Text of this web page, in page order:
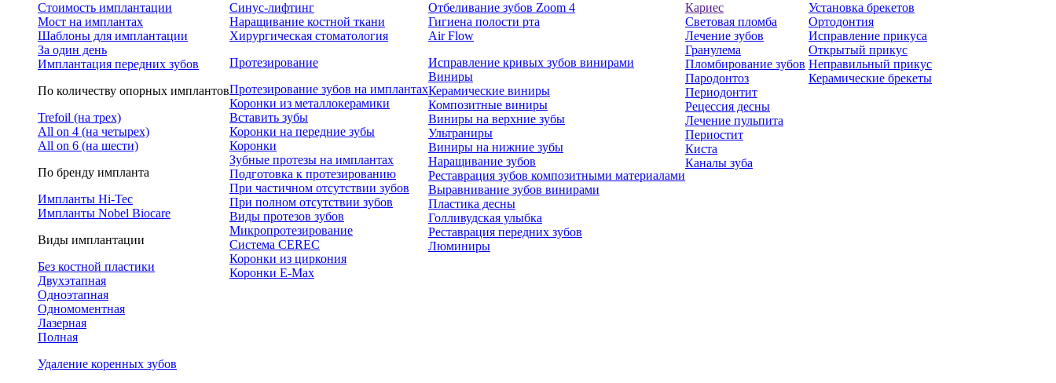
Стоимость имплантации
Мост на имплантах
Шаблоны для имплантации
За один день
Имплантация передних зубов
По количеству опорных имплантов
Trefoil (на трех)
All on 4 (на четырех)
All on 6 (на шести)
По бренду импланта
Импланты Hi-Tec
Импланты Nobel Biocare
Виды имплантации
Без костной пластики
Двухэтапная
Одноэтапная
Одномоментная
Лазерная
Полная
Синус-лифтинг
Наращивание костной ткани
Хирургическая стоматология
Протезирование
Протезирование зубов на имплантах
Коронки из металлокерамики
Вставить зубы
Коронки на передние зубы
Коронки
Зубные протезы на имплантах
Подготовка к протезированию
При частичном отсутствии зубов
При полном отсутствии зубов
Виды протезов зубов
Микропротезирование
Система CEREC
Коронки из циркония
Коронки E-Max
Отбеливание зубов Zoom 4
Гигиена полости рта
Air Flow
Исправление кривых зубов винирами
Виниры
Керамические виниры
Композитные виниры
Виниры на верхние зубы
Ультраниры
Виниры на нижние зубы
Наращивание зубов
Реставрация зубов композитными материалами
Выравнивание зубов винирами
Пластика десны
Голливудская улыбка
Реставрация передних зубов
Люминиры
Кариес
Световая пломба
Лечение зубов
Гранулема
Пломбирование зубов
Пародонтоз
Периодонтит
Рецессия десны
Лечение пульпита
Периостит
Киста
Каналы зуба
Установка брекетов
Ортодонтия
Исправление прикуса
Открытый прикус
Неправильный прикус
Керамические брекеты
Удаление коренных зубов